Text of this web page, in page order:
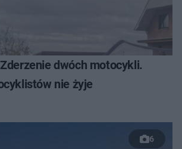
dwóch motocykli.
nie żyje
6